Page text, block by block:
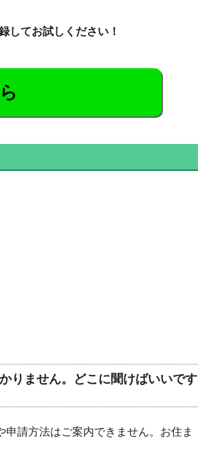
してお試しください！
りません。どこに聞けばいいです
請方法はご案内できません。お住ま